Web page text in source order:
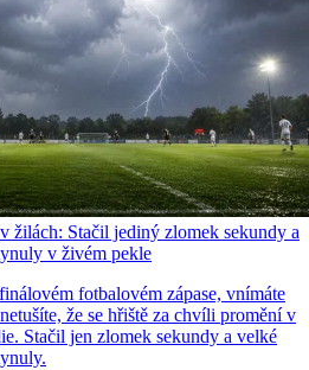
žilách: Stačil jediný zlomek sekundy a
v živém pekle
fotbalovém zápase, vnímáte
že se hřiště za chvíli promění v
Stačil jen zlomek sekundy a velké